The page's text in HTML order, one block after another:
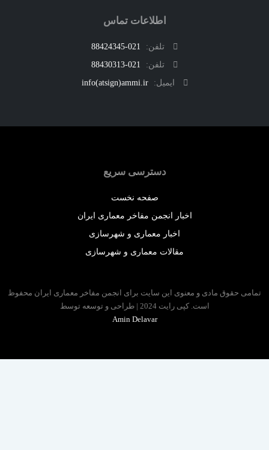
اطلاعات تماس
تلفن:
021-88424345
تلفن:
021-88430313
ایمیل:
info(atsign)ammi.ir
دسترسی سریع
صفحه نخست
اخبار انجمن مفاخر معماری ایران
اخبار معماری و شهرسازی
مقالات معماری و شهرسازی
حقوق مادی و معنوی این سایت برای انجمن مفاخر معماری ایران محفوظ
است. کپی رایت 2024 | طراحی و توسعه توسط
Amin Delavar